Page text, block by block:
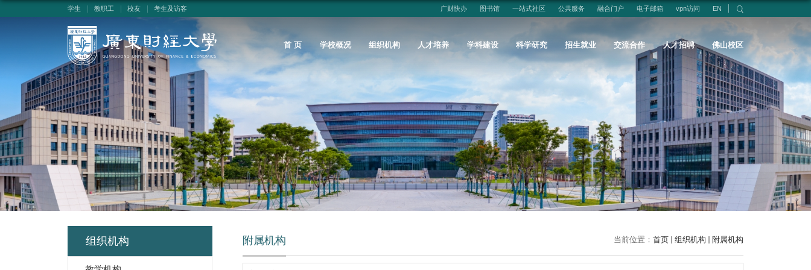
学生 教职工 校友 考生及访客 广财快办 图书馆 一站式社区 公共服务 融合门户 电子邮箱 vpn访问 EN
首 页 学校概况 组织机构 人才培养 学科建设 科学研究 招生就业 交流合作 人才招聘 佛山校区
组织机构 当前位置： 首页 组织机构 附属机构
附属机构